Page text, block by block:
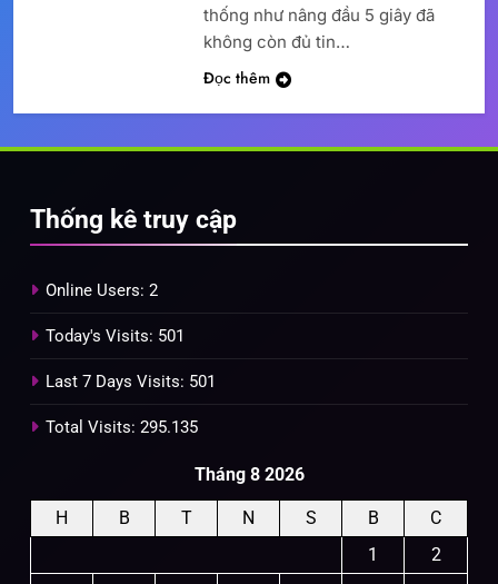
thống như nâng đầu 5 giây đã
không còn đủ tin…
Đọc thêm
Thống kê truy cập
Online Users: 2
Today's Visits: 501
Last 7 Days Visits: 501
Total Visits: 295.135
Tháng 8 2026
H B T N S B
C
1
2